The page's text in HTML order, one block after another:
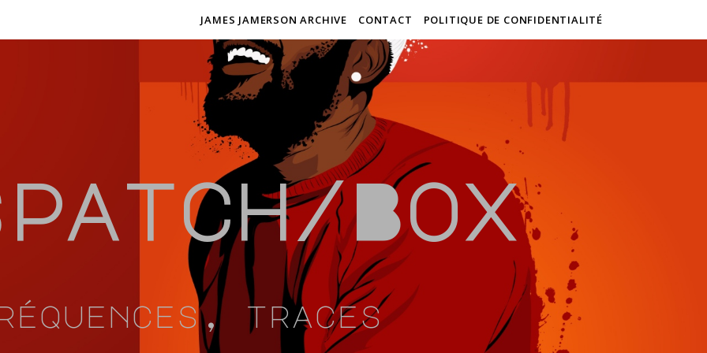
JAMES JAMERSON ARCHIVE CONTACT POLITIQUE DE CONFIDENTIALITÉ
Box
traces